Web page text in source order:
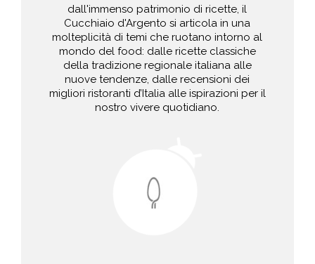
dall'immenso patrimonio di ricette, il
Cucchiaio d'Argento si articola in una
molteplicità di temi che ruotano intorno al
mondo del food: dalle ricette classiche
della tradizione regionale italiana alle
nuove tendenze, dalle recensioni dei
migliori ristoranti d’Italia alle ispirazioni per il
nostro vivere quotidiano.